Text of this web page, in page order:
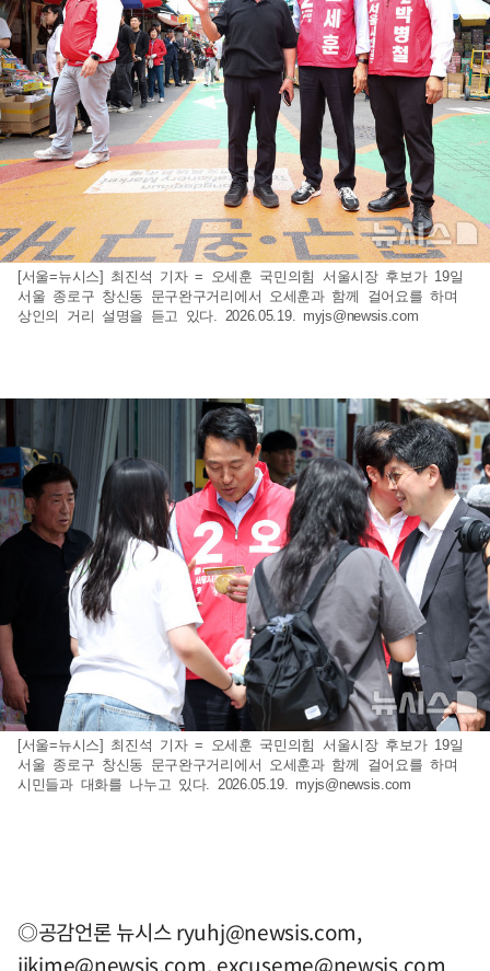
[서울=뉴시스] 최진석 기자 = 오세훈 국민의힘 서울시장 후보가 19일
서울 종로구 창신동 문구완구거리에서 오세훈과 함께 걸어요를 하며
상인의 거리 설명을 듣고 있다. 2026.05.19. myjs@newsis.com
[서울=뉴시스] 최진석 기자 = 오세훈 국민의힘 서울시장 후보가 19일
서울 종로구 창신동 문구완구거리에서 오세훈과 함께 걸어요를 하며
시민들과 대화를 나누고 있다. 2026.05.19. myjs@newsis.com
◎공감언론 뉴시스ryuhj@newsis.com,